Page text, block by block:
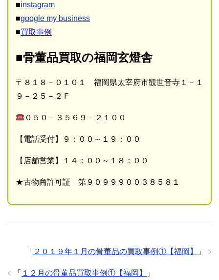
■instagram
■google my business
■買取事例
■骨董品買取の福岡玄燈舎
〒８１８－０１０１ 福岡県太宰府市観世音寺１－１
９－２５－２Ｆ
０５０－３５６９－２１００
【電話受付】９：００～１９：００
【店舗営業】１４：００～１８：００
★古物商許可証 第９０９９９００３８５８１
「 ２０１９年１月の骨董品の買取事例①【福岡】 」
「 １２月の骨董品買取事例①【福岡】 」